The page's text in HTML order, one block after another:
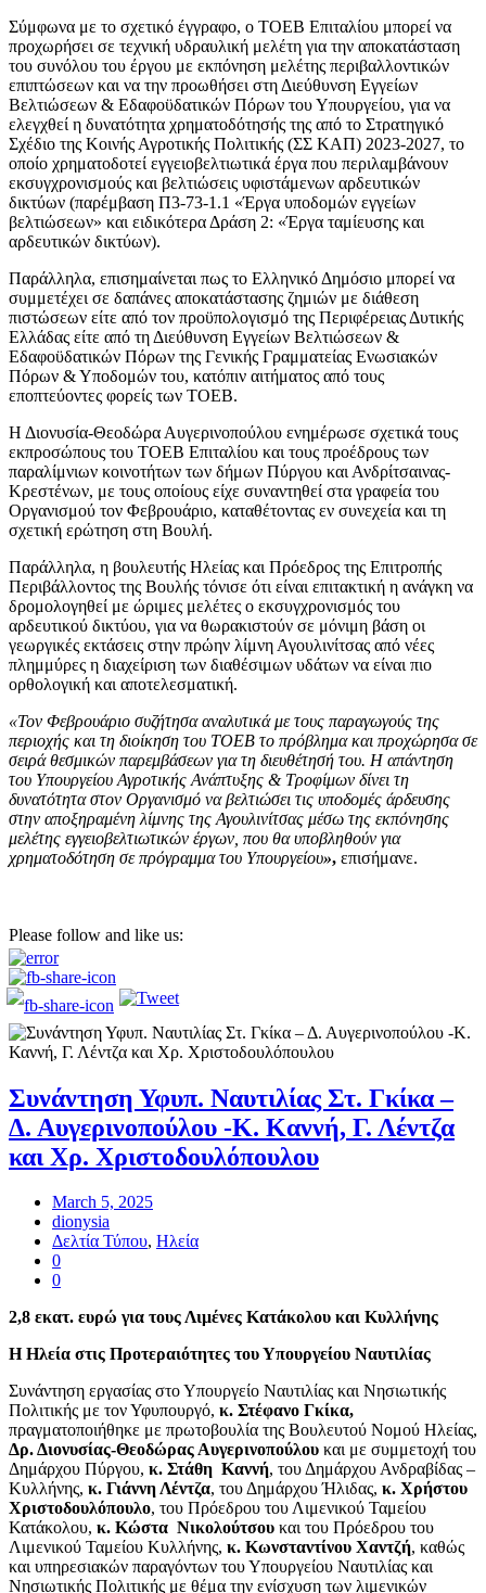
Σύμφωνα με το σχετικό έγγραφο, ο ΤΟΕΒ Επιταλίου μπορεί να
προχωρήσει σε τεχνική υδραυλική μελέτη για την αποκατάσταση
του συνόλου του έργου με εκπόνηση μελέτης περιβαλλοντικών
επιπτώσεων και να την προωθήσει στη Διεύθυνση Εγγείων
Βελτιώσεων & Εδαφοϋδατικών Πόρων του Υπουργείου, για να
ελεγχθεί η δυνατότητα χρηματοδότησής της από το Στρατηγικό
Σχέδιο της Κοινής Αγροτικής Πολιτικής (ΣΣ ΚΑΠ) 2023-2027, το
οποίο χρηματοδοτεί εγγειοβελτιωτικά έργα που περιλαμβάνουν
εκσυγχρονισμούς και βελτιώσεις υφιστάμενων αρδευτικών
δικτύων (παρέμβαση Π3-73-1.1 «Έργα υποδομών εγγείων
βελτιώσεων» και ειδικότερα Δράση 2: «Έργα ταμίευσης και
αρδευτικών δικτύων).
Παράλληλα, επισημαίνεται πως το Ελληνικό Δημόσιο μπορεί να
συμμετέχει σε δαπάνες αποκατάστασης ζημιών με διάθεση
πιστώσεων είτε από τον προϋπολογισμό της Περιφέρειας Δυτικής
Ελλάδας είτε από τη Διεύθυνση Εγγείων Βελτιώσεων &
Εδαφοϋδατικών Πόρων της Γενικής Γραμματείας Ενωσιακών
Πόρων & Υποδομών του, κατόπιν αιτήματος από τους
εποπτεύοντες φορείς των ΤΟΕΒ.
Η Διονυσία-Θεοδώρα Αυγερινοπούλου ενημέρωσε σχετικά τους
εκπροσώπους του ΤΟΕΒ Επιταλίου και τους προέδρους των
παραλίμνιων κοινοτήτων των δήμων Πύργου και Ανδρίτσαινας-
Κρεστένων, με τους οποίους είχε συναντηθεί στα γραφεία του
Οργανισμού τον Φεβρουάριο, καταθέτοντας εν συνεχεία και τη
σχετική ερώτηση στη Βουλή.
Παράλληλα, η βουλευτής Ηλείας και Πρόεδρος της Επιτροπής
Περιβάλλοντος της Βουλής τόνισε ότι είναι επιτακτική η ανάγκη να
δρομολογηθεί με ώριμες μελέτες ο εκσυγχρονισμός του
αρδευτικού δικτύου, για να θωρακιστούν σε μόνιμη βάση οι
γεωργικές εκτάσεις στην πρώην λίμνη Αγουλινίτσας από νέες
πλημμύρες η διαχείριση των διαθέσιμων υδάτων να είναι πιο
ορθολογική και αποτελεσματική.
«Τον Φεβρουάριο συζήτησα αναλυτικά με τους παραγωγούς της
περιοχής και τη διοίκηση του ΤΟΕΒ το πρόβλημα και προχώρησα σε
σειρά θεσμικών παρεμβάσεων για τη διευθέτησή του. Η απάντηση
του Υπουργείου Αγροτικής Ανάπτυξης & Τροφίμων δίνει τη
δυνατότητα στον Οργανισμό να βελτιώσει τις υποδομές άρδευσης
στην αποξηραμένη λίμνης της Αγουλινίτσας μέσω της εκπόνησης
μελέτης εγγειοβελτιωτικών έργων, που θα υποβληθούν για
χρηματοδότηση σε πρόγραμμα του Υπουργείου», επισήμανε.
Please follow and like us:
Συνάντηση Υφυπ. Ναυτιλίας Στ. Γκίκα –
Δ. Αυγερινοπούλου -Κ. Καννή, Γ. Λέντζα
και Χρ. Χριστοδουλόπουλου
March 5, 2025
dionysia
Δελτία Τύπου, Ηλεία
0
0
2,8 εκατ. ευρώ για τoυς Λιμένες Κατάκολου και Κυλλήνης
Η Ηλεία στις Προτεραιότητες του Υπουργείου Ναυτιλίας
Συνάντηση εργασίας στο Υπουργείο Ναυτιλίας και Νησιωτικής
Πολιτικής με τον Υφυπουργό, κ. Στέφανο Γκίκα,
πραγματοποιήθηκε με πρωτοβουλία της Βουλευτού Νομού Ηλείας,
Δρ. Διονυσίας-Θεοδώρας Αυγερινοπούλου και με συμμετοχή του
Δημάρχου Πύργου, κ. Στάθη Καννή, του Δημάρχου Ανδραβίδας –
Κυλλήνης, κ. Γιάννη Λέντζα, του Δημάρχου Ήλιδας, κ. Χρήστου
Χριστοδουλόπουλο, του Πρόεδρου του Λιμενικού Ταμείου
Κατάκολου, κ. Κώστα Νικολούτσου και του Πρόεδρου του
Λιμενικού Ταμείου Κυλλήνης, κ. Κωνσταντίνου Χαντζή, καθώς
και υπηρεσιακών παραγόντων του Υπουργείου Ναυτιλίας και
Νησιωτικής Πολιτικής με θέμα την ενίσχυση των λιμενικών